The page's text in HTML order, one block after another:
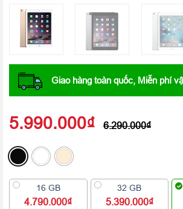
Giao hàng toàn quốc, Miễn phí
5.990.000₫ 6.290.000₫
16 GB
4.790.000₫
32 GB
5.390.000₫